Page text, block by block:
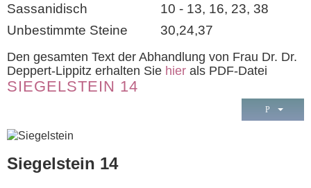
Sassanidisch
10 - 13, 16, 23, 38
Unbestimmte Steine
30,24,37
Den gesamten Text der Abhandlung von Frau Dr. Dr.
Deppert-Lippitz erhalten Sie hier als PDF-Datei
SIEGELSTEIN 14
Siegelstein 14